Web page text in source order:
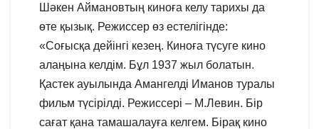
Шәкен Аймановтың киноға келу тарихы да
өте қызық. Режиссер өз естелігінде:
«Соғысқа дейінгі кезең. Киноға түсуге кино
алаңына келдім. Бұл 1937 жыл болатын.
Қастек ауылында Амангелді Иманов туралы
фильм түсірілді. Режиссері – М.Левин. Бір
сағат қана тамашалауға келгем. Бірақ кино